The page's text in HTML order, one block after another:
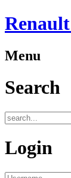
Menu
Search
Login